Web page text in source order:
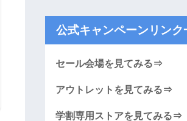
公式キャンペーンリンク
セール会場を見てみる⇒
アウトレットを見てみる⇒
学割専用ストアを見てみる⇒